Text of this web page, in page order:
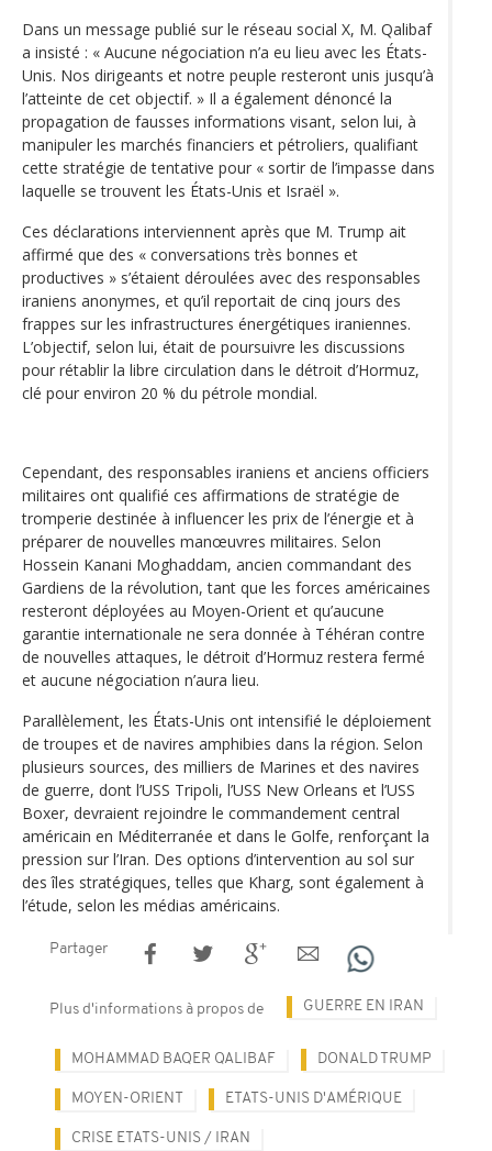
Dans un message publié sur le réseau social X, M. Qalibaf
a insisté : « Aucune négociation n’a eu lieu avec les États-
Unis. Nos dirigeants et notre peuple resteront unis jusqu’à
l’atteinte de cet objectif. » Il a également dénoncé la
propagation de fausses informations visant, selon lui, à
manipuler les marchés financiers et pétroliers, qualifiant
cette stratégie de tentative pour « sortir de l’impasse dans
laquelle se trouvent les États-Unis et Israël ».
Ces déclarations interviennent après que M. Trump ait
affirmé que des « conversations très bonnes et
productives » s’étaient déroulées avec des responsables
iraniens anonymes, et qu’il reportait de cinq jours des
frappes sur les infrastructures énergétiques iraniennes.
L’objectif, selon lui, était de poursuivre les discussions
pour rétablir la libre circulation dans le détroit d’Hormuz,
clé pour environ 20 % du pétrole mondial.
Cependant, des responsables iraniens et anciens officiers
militaires ont qualifié ces affirmations de stratégie de
tromperie destinée à influencer les prix de l’énergie et à
préparer de nouvelles manœuvres militaires. Selon
Hossein Kanani Moghaddam, ancien commandant des
Gardiens de la révolution, tant que les forces américaines
resteront déployées au Moyen-Orient et qu’aucune
garantie internationale ne sera donnée à Téhéran contre
de nouvelles attaques, le détroit d’Hormuz restera fermé
et aucune négociation n’aura lieu.
Parallèlement, les États-Unis ont intensifié le déploiement
de troupes et de navires amphibies dans la région. Selon
plusieurs sources, des milliers de Marines et des navires
de guerre, dont l’USS Tripoli, l’USS New Orleans et l’USS
Boxer, devraient rejoindre le commandement central
américain en Méditerranée et dans le Golfe, renforçant la
pression sur l’Iran. Des options d’intervention au sol sur
des îles stratégiques, telles que Kharg, sont également à
l’étude, selon les médias américains.
Partager
Plus d'informations à propos de GUERRE EN IRAN
MOHAMMAD BAQER QALIBAF DONALD TRUMP
MOYEN-ORIENT ETATS-UNIS D'AMÉRIQUE
CRISE ETATS-UNIS / IRAN